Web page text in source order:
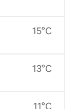
15°C
13°C
11°C